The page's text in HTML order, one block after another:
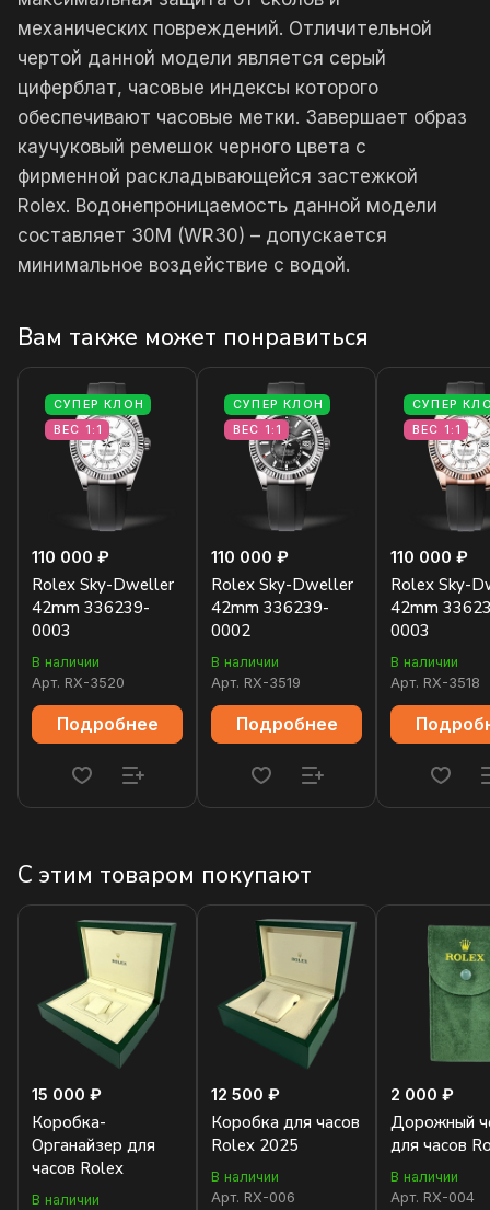
механических повреждений. Отличительной
чертой данной модели является серый
циферблат, часовые индексы которого
обеспечивают часовые метки. Завершает образ
каучуковый ремешок черного цвета с
фирменной раскладывающейся застежкой
Rolex. Водонепроницаемость данной модели
составляет 30М (WR30) – допускается
минимальное воздействие с водой.
Вам также может понравиться
СУПЕР КЛОН
ВЕС 1:1
110 000 ₽
Rolex Sky-Dweller
42mm 336239-
0003
В наличии
Арт. RX-3520
Подробнее
СУПЕР КЛОН
ВЕС 1:1
110 000 ₽
Rolex Sky-Dweller
42mm 336239-
0002
В наличии
Арт. RX-3519
Подробнее
СУПЕР
ВЕС 1:1
110 000 ₽
Rolex Sky-
42mm
0003
В наличии
Арт. RX-3518
С этим товаром покупают
15 000 ₽
Коробка-
Органайзер для
часов Rolex
В наличии
12 500 ₽
Коробка для часов
Rolex 2025
В наличии
Арт. RX-006
2 000 ₽
Дорожный
для часов
В наличии
Арт. RX-004